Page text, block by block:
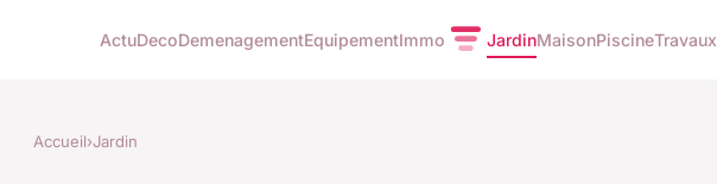
ActuDecoDemenagementEquipementImmo JardinMaisonPiscineTravaux
Accueil›Jardin